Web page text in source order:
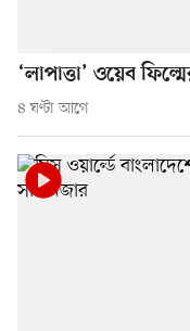
‘লাপাত্তা’ ওয়েব
৪ ঘণ্টা আগে